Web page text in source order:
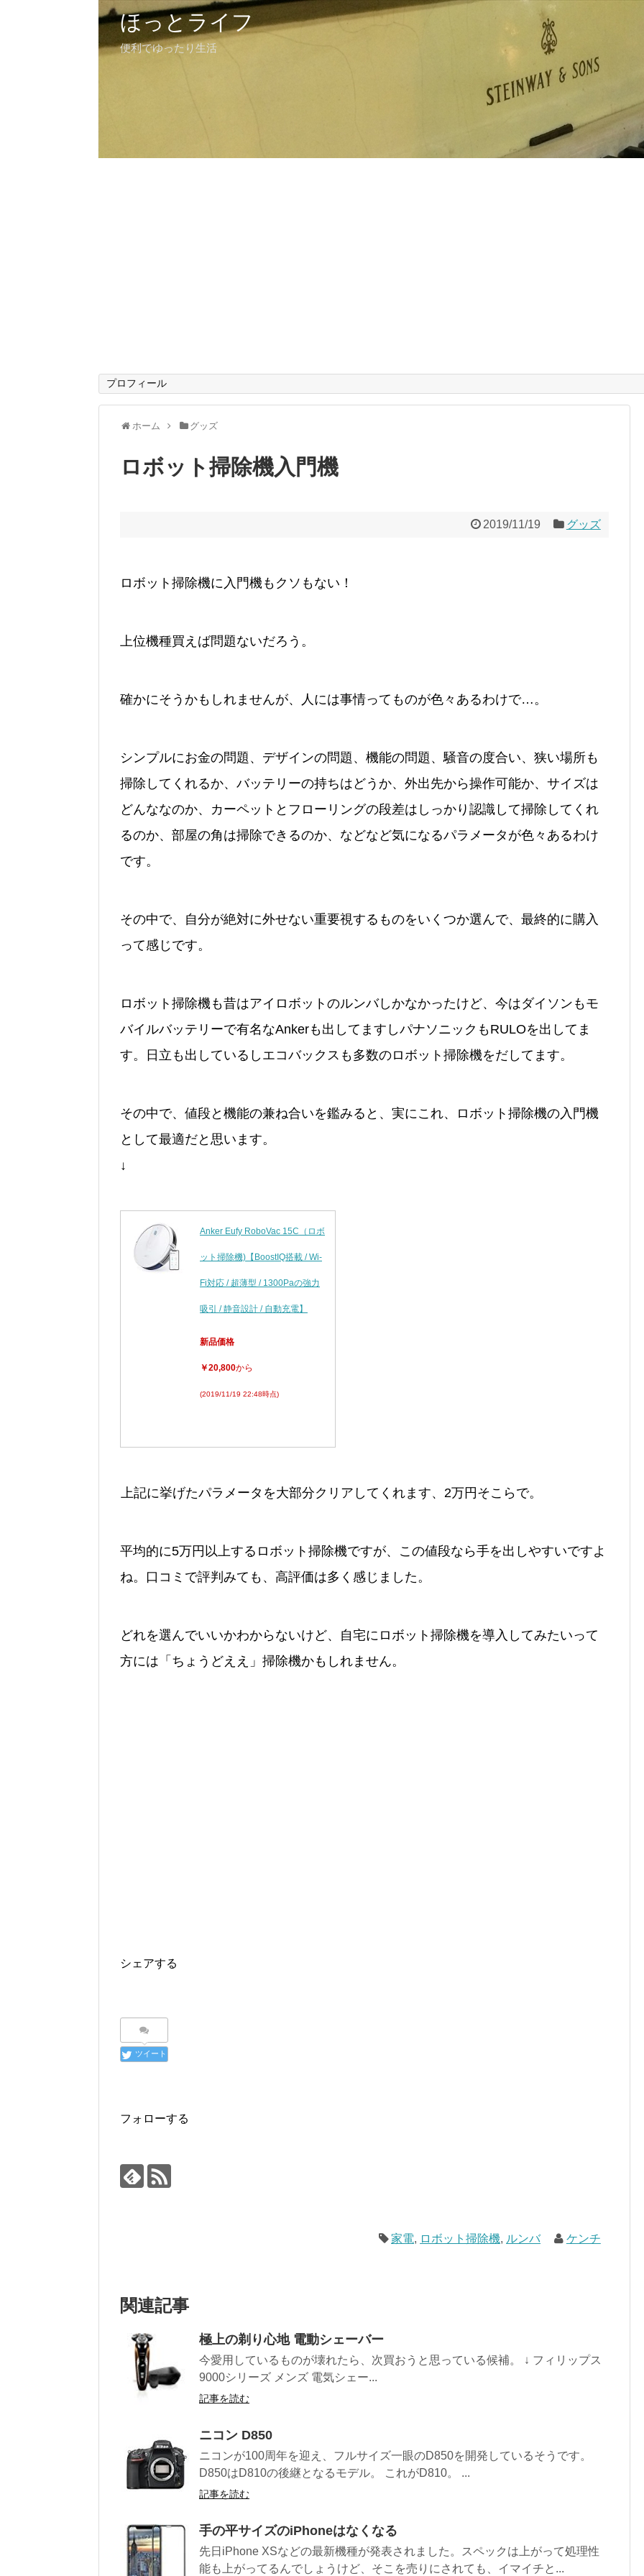
ほっとライフ
便利でゆったり生活
プロフィール
ホーム グッズ
ロボット掃除機入門機
2019/11/19 グッズ
ロボット掃除機に入門機もクソもない！
上位機種買えば問題ないだろう。
確かにそうかもしれませんが、人には事情ってものが色々あるわけで…。
シンプルにお金の問題、デザインの問題、機能の問題、騒音の度合い、狭い場所も
掃除してくれるか、バッテリーの持ちはどうか、外出先から操作可能か、サイズは
どんななのか、カーペットとフローリングの段差はしっかり認識して掃除してくれ
るのか、部屋の角は掃除できるのか、などなど気になるパラメータが色々あるわけ
です。
その中で、自分が絶対に外せない重要視するものをいくつか選んで、最終的に購入
って感じです。
ロボット掃除機も昔はアイロボットのルンバしかなかったけど、今はダイソンもモ
バイルバッテリーで有名なAnkerも出してますしパナソニックもRULOを出してま
す。日立も出しているしエコバックスも多数のロボット掃除機をだしてます。
その中で、値段と機能の兼ね合いを鑑みると、実にこれ、ロボット掃除機の入門機
として最適だと思います。
↓
Anker Eufy RoboVac 15C（ロボ
ット掃除機)【BoostIQ搭載 / Wi-
Fi対応 / 超薄型 / 1300Paの強力
吸引 / 静音設計 / 自動充電】
新品価格
￥20,800から
(2019/11/19 22:48時点)
上記に挙げたパラメータを大部分クリアしてくれます、2万円そこらで。
平均的に5万円以上するロボット掃除機ですが、この値段なら手を出しやすいですよ
ね。口コミで評判みても、高評価は多く感じました。
どれを選んでいいかわからないけど、自宅にロボット掃除機を導入してみたいって
方には「ちょうどええ」掃除機かもしれません。
シェアする
ツイート
フォローする
家電, ロボット掃除機, ルンバ ケンチ
関連記事
極上の剃り心地 電動シェーバー
今愛用しているものが壊れたら、次買おうと思っている候補。 ↓ フィリップス
9000シリーズ メンズ 電気シェー...
記事を読む
ニコン D850
ニコンが100周年を迎え、フルサイズ一眼のD850を開発しているそうです。
D850はD810の後継となるモデル。 これがD810。 ...
記事を読む
手の平サイズのiPhoneはなくなる
先日iPhone XSなどの最新機種が発表されました。スペックは上がって処理性
能も上がってるんでしょうけど、そこを売りにされても、イマイチと...